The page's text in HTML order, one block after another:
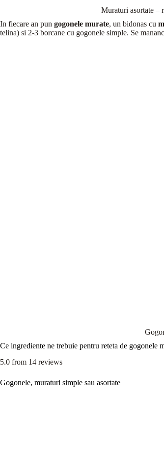
Muraturi asortate –
In fiecare an pun gogonele murate, un bidonas cu
telina) si 2-3 borcane cu gogonele simple. Se
Ce ingrediente ne trebuie pentru reteta de gogonele
5.0 from 14 reviews
Gogonele, muraturi simple sau asortate